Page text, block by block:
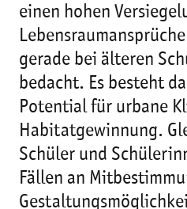
einen hohen
gerade bei älteren
bedacht. Es besteht
Potential für urbane
Habitatgewinnung.
Schüler und
Fällen an